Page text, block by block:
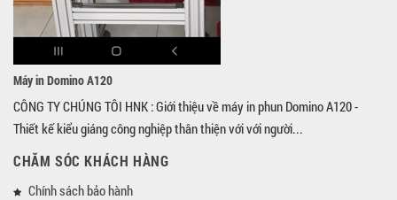
Máy in Domino A120
CÔNG TY CHÚNG TÔI HNK : Giới thiệu về máy in phun Domino A120 -
Thiết kế kiểu giáng công nghiệp thân thiện với với người...
CHĂM SÓC KHÁCH HÀNG
Chính sách bảo hành